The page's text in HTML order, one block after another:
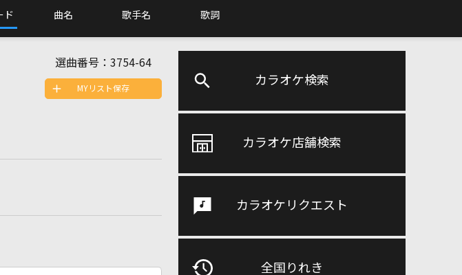
ド 曲名 歌手名 歌詞
カラオケ検索
カラオケ店舗検索
カラオケリクエスト
全国りれき
選曲番号： 3754-64
MYリスト保存